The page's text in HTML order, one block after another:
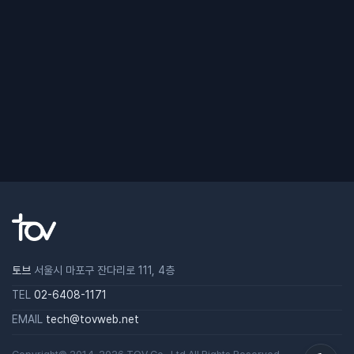
토브 서울시 마포구 잔다리로 111, 4층
TEL 02-6408-1171
EMAIL tech@tovweb.net